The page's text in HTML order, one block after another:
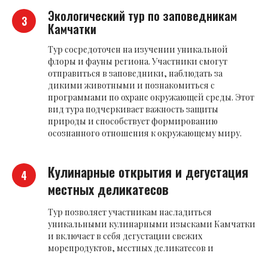
Экологический тур по заповедникам
Камчатки
Тур сосредоточен на изучении уникальной
флоры и фауны региона. Участники смогут
отправиться в заповедники, наблюдать за
дикими животными и познакомиться с
программами по охране окружающей среды. Этот
вид тура подчеркивает важность защиты
природы и способствует формированию
осознанного отношения к окружающему миру.
Кулинарные открытия и дегустация
местных деликатесов
Тур позволяет участникам насладиться
уникальными кулинарными изысками Камчатки
и включает в себя дегустации свежих
морепродуктов, местных деликатесов и